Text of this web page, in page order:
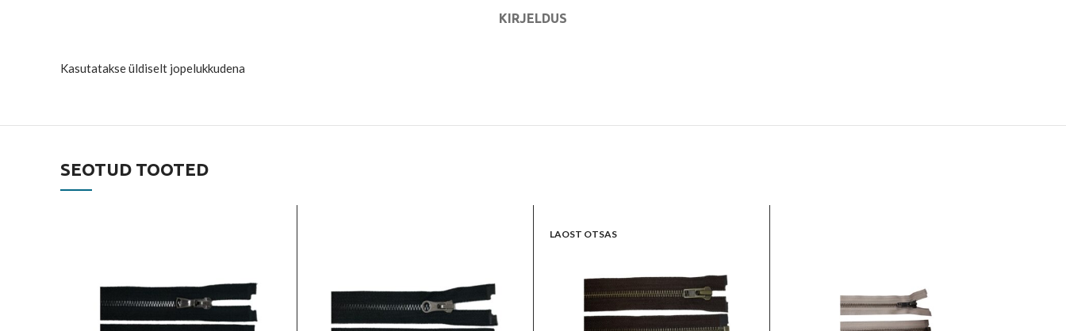
KIRJELDUS
Kasutatakse üldiselt jopelukkudena
SEOTUD TOOTED
LAOST OTSAS